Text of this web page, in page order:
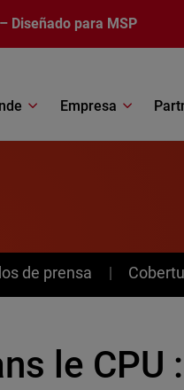
– Diseñado para MSP
Empresa
de prensa
le CPU :